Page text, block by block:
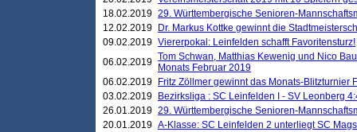
18.02.2019 29. Württembergische Senioren-
12.02.2019
Dr. Markus Kottke gewinnt die
09.02.2019 Viererpokal: Leinfelden schafft Favoritensturz!
06.02.2019 Tom Schwan, Matthias Kewenig und Nico
Monats Februar 2019
06.02.2019
Fritz Zöllmer gewinnt das Monats-Blitzturnier
03.02.2019
Bezirksliga : SC Leinfelden I - SV Leonberg
26.01.2019 29. Württembergische Senioren-
20.01.2019 A-Klasse: SC Leinfelden 2 unterliegt SC